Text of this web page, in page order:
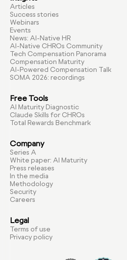
Articles
Success stories
Webinars
Events
News: AI-Native HR
AI-Native CHROs Community
Tech Compensation Panorama
Compensation Maturity
AI-Powered Compensation Talk
SOMA 2026: recordings
Free Tools
AI Maturity Diagnostic
Claude Skills for CHROs
Total Rewards Benchmark
Company
Series A
White paper: AI Maturity
Press releases
In the media
Methodology
Security
Careers
Legal
Terms of use
Privacy policy